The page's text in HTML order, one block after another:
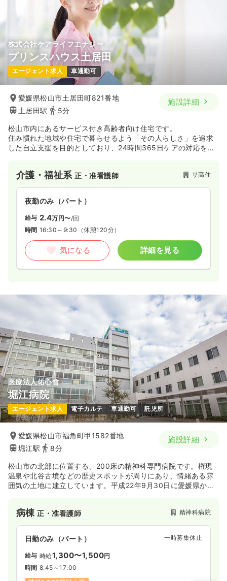
株式会社ケアライフエナジー
プリンスハウス土居田
エージェント求人 車通勤可
愛媛県松山市土居田町821番地
土居田駅
5分
施設詳細
松山市内にあるサービス付き高齢者向け住宅です。
住み慣れた地域や住宅で暮らせるよう「その人らしさ」を追求
した自立支援を目的としており、24時間365日ケアの対応をし
介護・福祉系正・准看護師 サ高住
夜勤のみ（パート）
給与 2.4万円〜/回
時間 16:30～9:30 （休憩120分）
気になる 詳細を見る
医療法人佑心會
堀江病院
エージェント求人 電子カルテ 車通勤可 託児所
愛媛県松山市福角町甲1582番地
堀江駅
8分
施設詳細
松山市の北部に位置する、200床の精神科専門病院です。権現
温泉や北谷古墳などの歴史スポットが周りにあり、情緒ある雰
囲気の土地に建立しています。平成22年9月30日に愛媛県から
病棟正・准看護師 精神科病院
日勤のみ（パート） 一時募集休止
給与 時給1,300〜1,500円
時間 8:45～17:00